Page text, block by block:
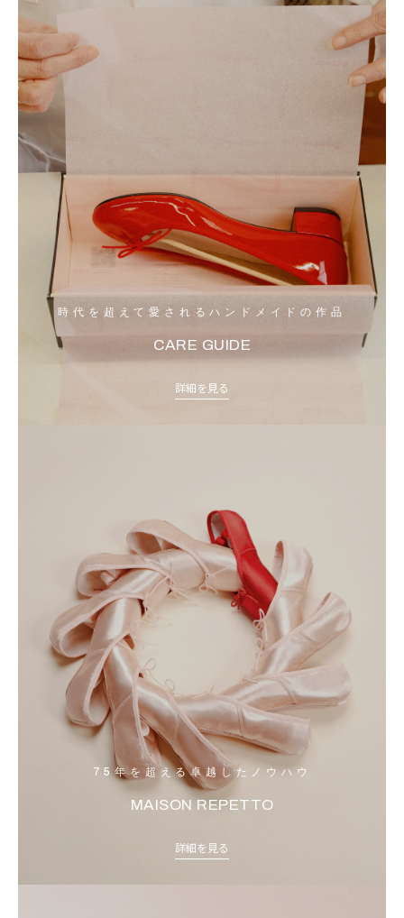
時代を超えて愛されるハンドメイドの作品
CARE GUIDE
詳細を見る
75年を超える卓越したノウハウ
MAISON REPETTO
詳細を見る